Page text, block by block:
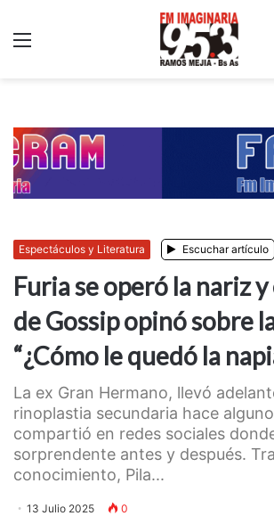
Espectáculos y Literatura Escuchar artículo
Furia se operó la nariz
de Gossip opinó sobre
“¿Cómo le quedó la
La ex Gran Hermano, llevó
rinoplastia secundaria hace
compartió en redes sociales
sorprendente antes y después.
conocimiento, Pila...
13 Julio 2025 0